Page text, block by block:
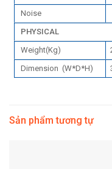
Noise
PHYSICAL
Weight(Kg)
Dimension (W*D*H)
Sản phẩm tương tự